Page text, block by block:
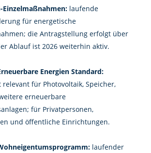
Einzelmaßnahmen:laufende
für energetische
die Antragstellung erfolgt über
Ablauf ist 2026 weiterhin aktiv.
Energien Standard:
für Photovoltaik, Speicher,
erneuerbare
für Privatpersonen,
und öffentliche Einrichtungen.
laufender